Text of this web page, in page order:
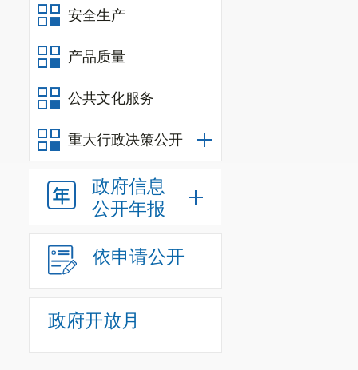
安全生产
产品质量
公共文化服务
重大行政决策公开
政府信息
公开年报
依申请公开
政府开放月